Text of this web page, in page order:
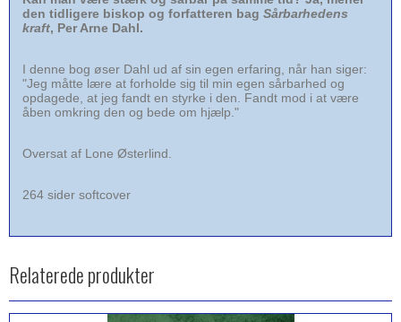
den tidligere biskop og forfatteren bag Sårbarhedens
kraft, Per Arne Dahl.
I denne bog øser Dahl ud af sin egen erfaring, når han siger:
"Jeg måtte lære at forholde sig til min egen sårbarhed og
opdagede, at jeg fandt en styrke i den. Fandt mod i at være
åben omkring den og bede om hjælp."
Oversat af Lone Østerlind.
264 sider softcover
Relaterede produkter